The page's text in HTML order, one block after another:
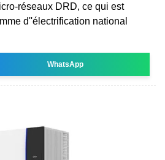
réseaux DRD, ce qui est
d''électrification national
WhatsApp